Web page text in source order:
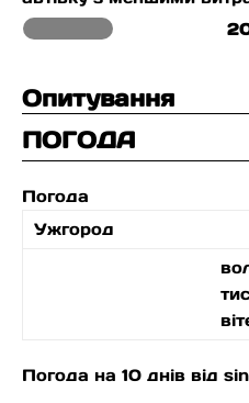
Опитування
ПОГОДА
Погода
Ужгород
Погода на 10 днів від